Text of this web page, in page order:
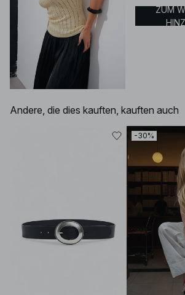
ZUM
Andere, die dies kauften, kauften auch
-30%